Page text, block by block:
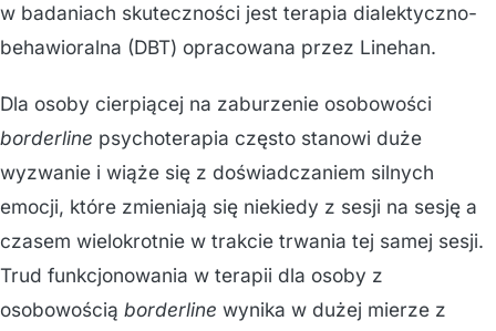
w badaniach skuteczności jest terapia dialektyczno-
behawioralna (DBT) opracowana przez Linehan.
Dla osoby cierpiącej na zaburzenie osobowości
borderline psychoterapia często stanowi duże
wyzwanie i wiąże się z doświadczaniem silnych
emocji, które zmieniają się niekiedy z sesji na sesję a
czasem wielokrotnie w trakcie trwania tej samej sesji.
Trud funkcjonowania w terapii dla osoby z
osobowością borderline wynika w dużej mierze z